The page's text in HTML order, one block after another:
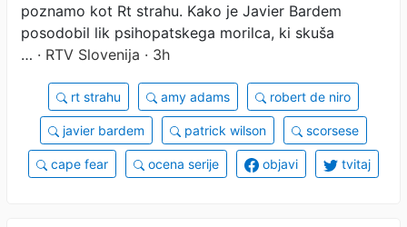
poznamo kot Rt strahu. Kako je Javier Bardem
posodobil lik psihopatskega morilca, ki skuša
… · RTV Slovenija · 3h
rt strahu amy adams robert de niro
javier bardem patrick wilson scorsese
cape fear ocena serije objavi tvitaj